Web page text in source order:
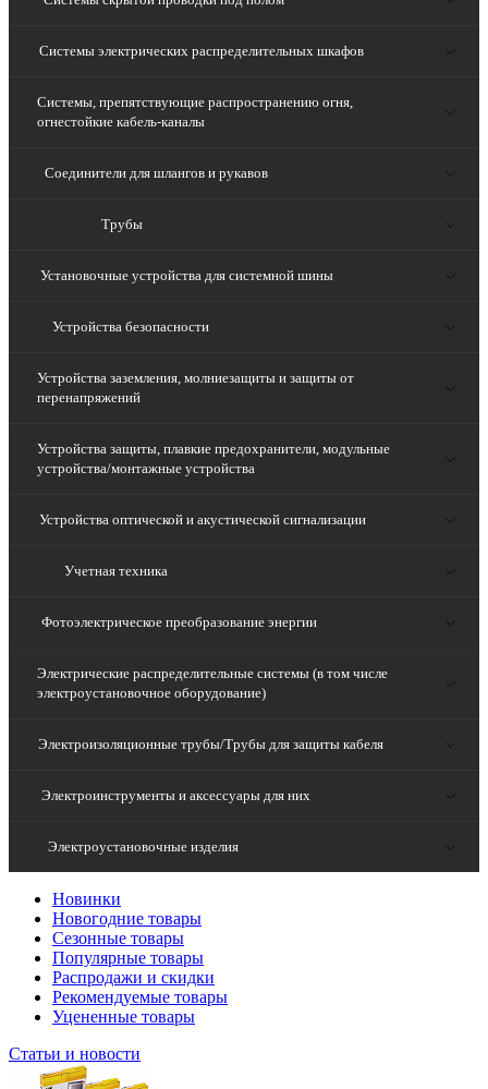
Системы электрических распределительных шкафов
Системы, препятствующие распространению огня,
огнестойкие кабель-каналы
Соединители для шлангов и рукавов
Трубы
Установочные устройства для системной шины
Устройства безопасности
Устройства заземления, молниезащиты и защиты от
перенапряжений
Устройства защиты, плавкие предохранители, модульные
устройства/монтажные устройства
Устройства оптической и акустической сигнализации
Учетная техника
Фотоэлектрическое преобразование энергии
Электрические распределительные системы (в том числе
электроустановочное оборудование)
Электроизоляционные трубы/Трубы для защиты кабеля
Электроинструменты и аксессуары для них
Электроустановочные изделия
Новинки
Новогодние товары
Сезонные товары
Популярные товары
Распродажи и скидки
Рекомендуемые товары
Уцененные товары
Статьи и новости